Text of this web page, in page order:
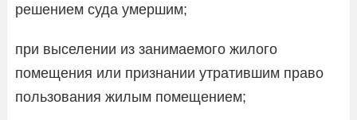
решением суда умершим;
при выселении из занимаемого жилого
помещения или признании утратившим право
пользования жилым помещением;